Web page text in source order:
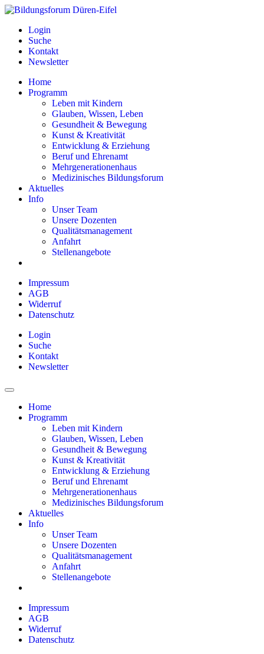
Login
Suche
Kontakt
Newsletter
Home
Programm
Leben mit Kindern
Glauben, Wissen, Leben
Gesundheit & Bewegung
Kunst & Kreativität
Entwicklung & Erziehung
Beruf und Ehrenamt
Mehrgenerationenhaus
Medizinisches Bildungsforum
Aktuelles
Info
Unser Team
Unsere Dozenten
Qualitätsmanagement
Anfahrt
Stellenangebote
Impressum
AGB
Widerruf
Datenschutz
Login
Suche
Kontakt
Newsletter
Home
Programm
Leben mit Kindern
Glauben, Wissen, Leben
Gesundheit & Bewegung
Kunst & Kreativität
Entwicklung & Erziehung
Beruf und Ehrenamt
Mehrgenerationenhaus
Medizinisches Bildungsforum
Aktuelles
Info
Unser Team
Unsere Dozenten
Qualitätsmanagement
Anfahrt
Stellenangebote
Impressum
AGB
Widerruf
Datenschutz